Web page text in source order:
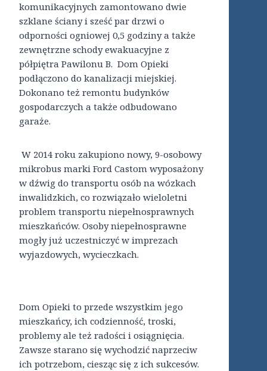
komunikacyjnych zamontowano dwie
szklane ściany i sześć par drzwi o
odporności ogniowej 0,5 godziny a także
zewnętrzne schody ewakuacyjne z
półpiętra Pawilonu B. Dom Opieki
podłączono do kanalizacji miejskiej.
Dokonano też remontu budynków
gospodarczych a także odbudowano
garaże.
W 2014 roku zakupiono nowy, 9-osobowy
mikrobus marki Ford Castom wyposażony
w dźwig do transportu osób na wózkach
inwalidzkich, co rozwiązało wieloletni
problem transportu niepełnosprawnych
mieszkańców. Osoby niepełnosprawne
mogły już uczestniczyć w imprezach
wyjazdowych, wycieczkach.
Dom Opieki to przede wszystkim jego
mieszkańcy, ich codzienność, troski,
problemy ale też radości i osiągnięcia.
Zawsze starano się wychodzić naprzeciw
ich potrzebom, ciesząc się z ich sukcesów.